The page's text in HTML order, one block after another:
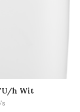
h Wit